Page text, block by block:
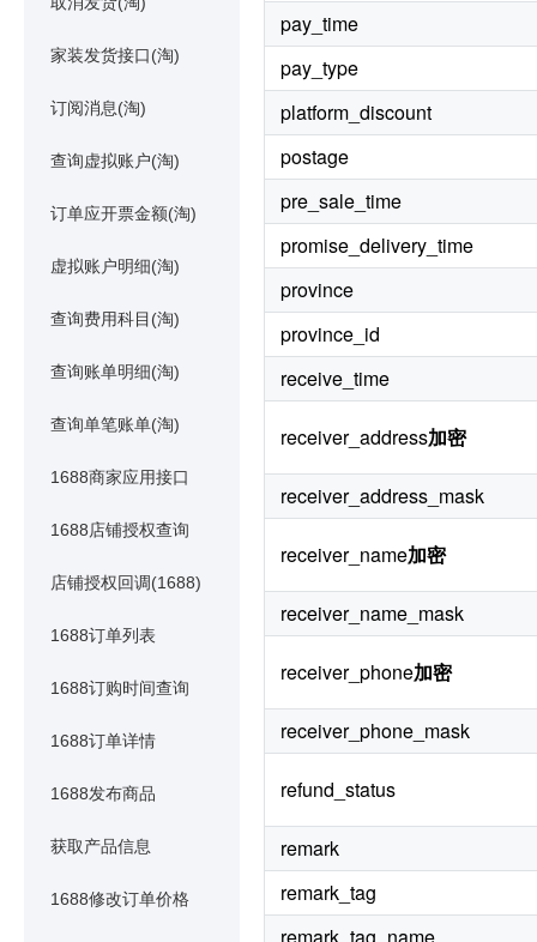
家装发货接口(淘)
订阅消息(淘)
查询虚拟账户(淘)
订单应开票金额(淘)
虚拟账户明细(淘)
查询费用科目(淘)
查询账单明细(淘)
查询单笔账单(淘)
1688商家应用接口
1688店铺授权查询
店铺授权回调(1688)
1688订单列表
1688订购时间查询
1688订单详情
1688发布商品
获取产品信息
1688修改订单价格
pay_time
pay_type
platform_discount
postage
pre_sale_time
promise_delivery_time
province
province_id
receive_time
receiver_address加密
receiver_address_mask
receiver_name加密
receiver_name_mask
receiver_phone加密
receiver_phone_mask
refund_status
remark
remark_tag